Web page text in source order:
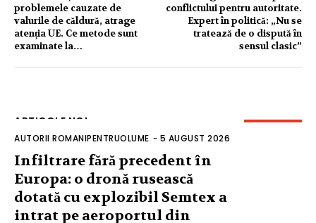
problemele cauzate de
valurile de căldură, atrage
atenția UE. Ce metode sunt
examinate la…
conflictului pentru autoritate.
Expert în politică: „Nu se
tratează de o dispută în
sensul clasic”
ARTICOLE NOI
AUTORII ROMANIPENTRUOLUME - 5 AUGUST 2026
Infiltrare fără precedent în
Europa: o dronă rusească
dotată cu explozibil Semtex a
intrat pe aeroportul din